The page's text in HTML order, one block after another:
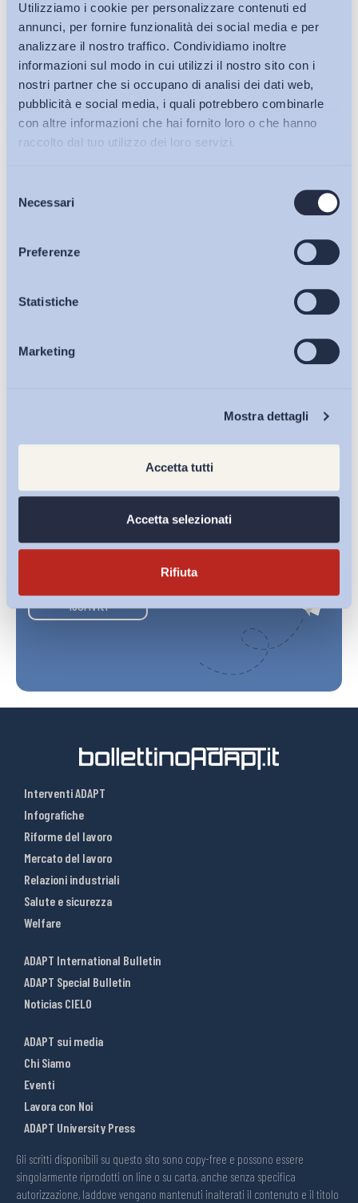
Utilizziamo i cookie per personalizzare contenuti ed
annunci, per fornire funzionalità dei social media e per
analizzare il nostro traffico. Condividiamo inoltre
informazioni sul modo in cui utilizzi il nostro sito con i
nostri partner che si occupano di analisi dei dati web,
pubblicità e social media, i quali potrebbero combinarle
con altre informazioni che hai fornito loro o che hanno
raccolto dal tuo utilizzo dei loro servizi.
delNecessari
Preferenze
Statistiche
Marketing
Mostra dettagli
Accetta tutti
Accetta selezionati
Rifiuta
Bollettini ADAPT
Articoli
Osservatori
Eventi
Iscriviti alla Newsletter
Iscriviti
Interventi ADAPT
Infografiche
Riforme del lavoro
Mercato del lavoro
Relazioni industriali
Salute e sicurezza
Welfare
ADAPT International Bulletin
ADAPT Special Bulletin
Noticias CIELO
ADAPT sui media
Chi Siamo
Eventi
Lavora con Noi
ADAPT University Press
Gli scritti disponibili su questo sito sono copy-free e possono essere
singolarmente riprodotti on line o su carta, anche senza specifica
autorizzazione, laddove vengano mantenuti inalterati il contenuto e il titolo